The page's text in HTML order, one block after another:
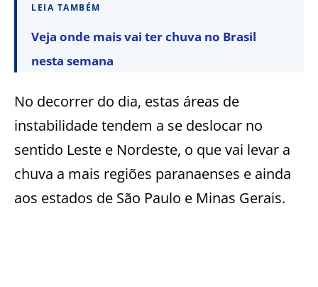
LEIA TAMBÉM
Veja onde mais vai ter chuva no Brasil
nesta semana
No decorrer do dia, estas áreas de
instabilidade tendem a se deslocar no
sentido Leste e Nordeste, o que vai levar a
chuva a mais regiões paranaenses e ainda
aos estados de São Paulo e Minas Gerais.